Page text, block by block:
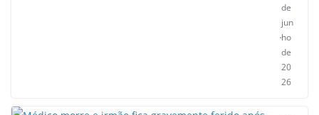
de
jun
ho
de
20
26